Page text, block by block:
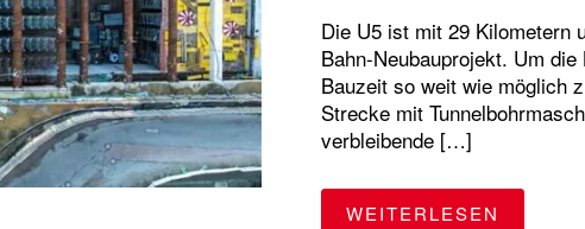
Die U5 ist mit 29 Kilometern
Bahn-Neubauprojekt. Um
Bauzeit so weit wie möglich
Strecke mit
verbleibende […]
WEITERLESEN